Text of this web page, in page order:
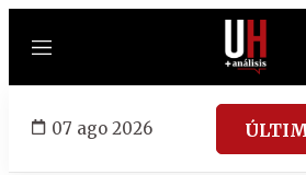
Menú
07 ago 2026